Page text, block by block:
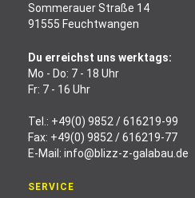
Sommerauer Straße 14
91555 Feuchtwangen
Du erreichst uns werktags:
Mo - Do: 7 - 18 Uhr
Fr: 7 - 16 Uhr
Tel.: +49(0) 9852 / 616219-99
Fax: +49(0) 9852 / 616219-77
E-Mail: info@blizz-z-galabau.de
SERVICE